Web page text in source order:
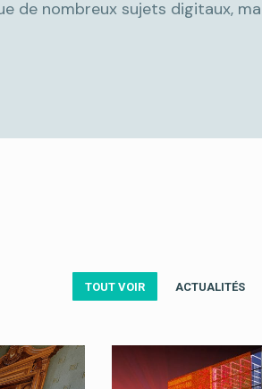
de nombreux sujets digitaux,
TOUT VOIR ACTUALITÉS